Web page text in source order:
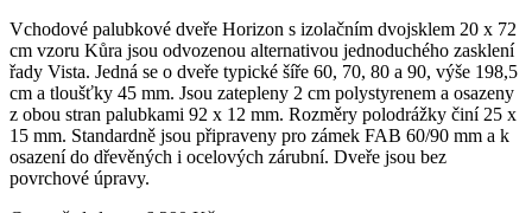
Vchodové palubkové dveře Horizon s izolačním dvojsklem 20 x 72
cm vzoru Kůra jsou odvozenou alternativou jednoduchého zasklení
řady Vista. Jedná se o dveře typické šíře 60, 70, 80 a 90, výše 198,5
cm a tloušťky 45 mm. Jsou zatepleny 2 cm polystyrenem a osazeny
z obou stran palubkami 92 x 12 mm. Rozměry polodrážky činí 25 x
15 mm. Standardně jsou připraveny pro zámek FAB 60/90 mm a k
osazení do dřevěných i ocelových zárubní. Dveře jsou bez
povrchové úpravy.